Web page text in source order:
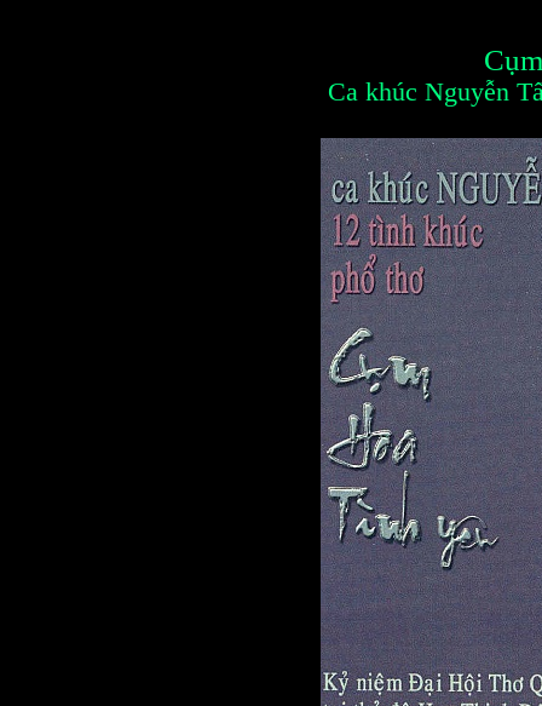
Cụ
Ca khúc Nguyễn